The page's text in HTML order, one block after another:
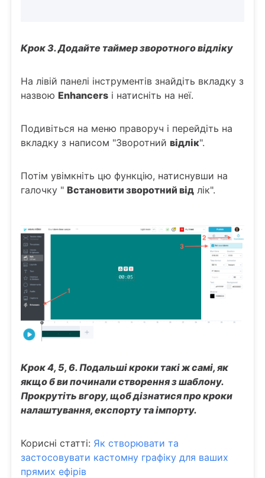
Крок 3. Додайте таймер зворотного відліку
На лівій панелі інструментів знайдіть вкладку з
назвою Enhancers і натисніть на неї.
Подивіться на меню праворуч і перейдіть на
вкладку з написом "Зворотний відлік".
Потім увімкніть цю функцію, натиснувши на
галочку " Встановити зворотний від лік".
Крок 4, 5, 6. Подальші кроки такі ж самі, як
якщо б ви починали створення з шаблону.
Прокрутіть вгору, щоб дізнатися про кроки
налаштування, експорту та імпорту.
Корисні статті: Як створювати та
застосовувати кастомну графіку для ваших
прямих ефірів